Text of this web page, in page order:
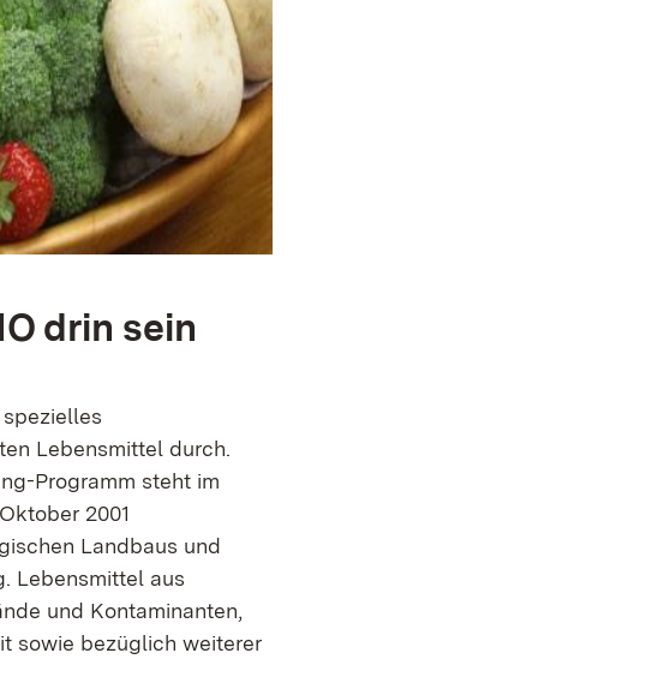
drin sein
Lebensmittel durch.
Programm steht im
2001
Landbaus und
Lebensmittel aus
und Kontaminanten,
sowie bezüglich weiterer